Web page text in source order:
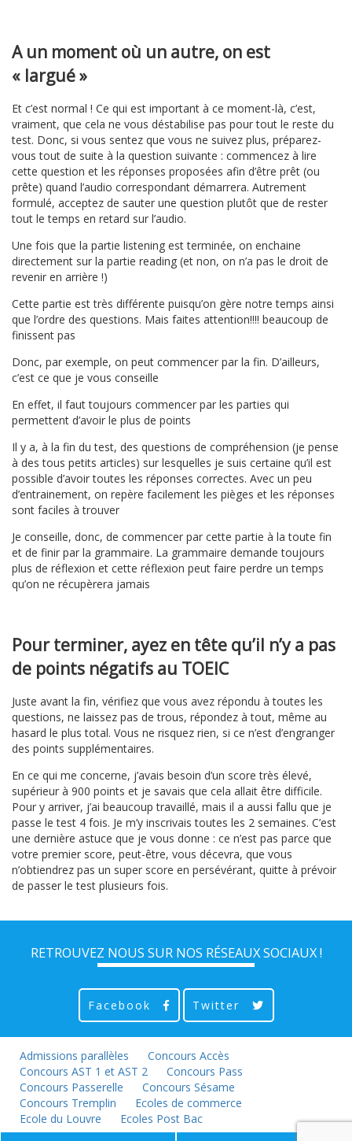
A un moment où un autre, on est
« largué »
Et c’est normal ! Ce qui est important à ce moment-là, c’est,
vraiment, que cela ne vous déstabilise pas pour tout le reste du
test. Donc, si vous sentez que vous ne suivez plus, préparez-
vous tout de suite à la question suivante : commencez à lire
cette question et les réponses proposées afin d’être prêt (ou
prête) quand l’audio correspondant démarrera. Autrement
formulé, acceptez de sauter une question plutôt que de rester
tout le temps en retard sur l’audio.
Une fois que la partie listening est terminée, on enchaine
directement sur la partie reading (et non, on n’a pas le droit de
revenir en arrière !)
Cette partie est très différente puisqu’on gère notre temps ainsi
que l’ordre des questions. Mais faites attention!!!! beaucoup de
finissent pas
Donc, par exemple, on peut commencer par la fin. D’ailleurs,
c’est ce que je vous conseille
En effet, il faut toujours commencer par les parties qui
permettent d’avoir le plus de points
Il y a, à la fin du test, des questions de compréhension (je pense
à des tous petits articles) sur lesquelles je suis certaine qu’il est
possible d’avoir toutes les réponses correctes. Avec un peu
d’entrainement, on repère facilement les pièges et les réponses
sont faciles à trouver
Je conseille, donc, de commencer par cette partie à la toute fin
et de finir par la grammaire. La grammaire demande toujours
plus de réflexion et cette réflexion peut faire perdre un temps
qu’on ne récupèrera jamais
Pour terminer, ayez en tête qu’il n’y a pas
de points négatifs au TOEIC
Juste avant la fin, vérifiez que vous avez répondu à toutes les
questions, ne laissez pas de trous, répondez à tout, même au
hasard le plus total. Vous ne risquez rien, si ce n’est d’engranger
des points supplémentaires.
En ce qui me concerne, j’avais besoin d’un score très élevé,
supérieur à 900 points et je savais que cela allait être difficile.
Pour y arriver, j’ai beaucoup travaillé, mais il a aussi fallu que je
passe le test 4 fois. Je m’y inscrivais toutes les 2 semaines. C’est
une dernière astuce que je vous donne : ce n’est pas parce que
votre premier score, peut-être, vous décevra, que vous
n’obtiendrez pas un super score en persévérant, quitte à prévoir
de passer le test plusieurs fois.
RETROUVEZ NOUS SUR NOS RÉSEAUX SOCIAUX !
Facebook Twitter
Admissions parallèles
Concours Accès
Concours AST 1 et AST 2
Concours Pass
Concours Passerelle
Concours Sésame
Concours Tremplin
Ecoles de commerce
Ecole du Louvre
Ecoles Post Bac